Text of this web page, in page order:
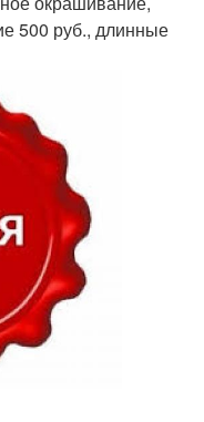
500 руб., длинные